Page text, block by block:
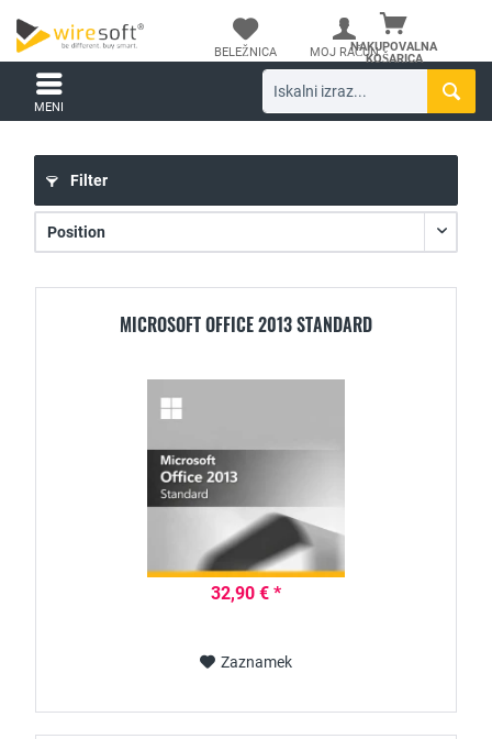
NAKUPOVALNA
KOŠARICA
BELEŽNICA MOJ RAČUN
MENI
Filter
MICROSOFT OFFICE 2013 STANDARD
32,90 € *
Zaznamek